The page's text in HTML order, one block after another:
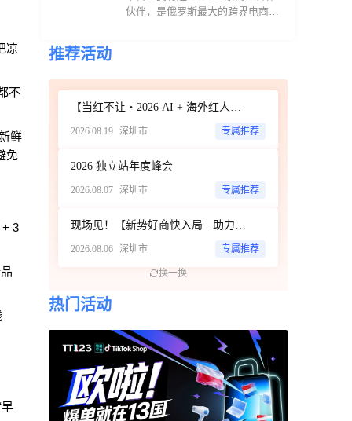
凉
不
鲜
免
+ 3
伙伴，是俄罗斯最大的跨界电商平
推荐活动
【当红不让・2026 AI + 海外红人营销大会暨 WotoHub 卖家大会】
2026.08.19 深圳市 专属推荐
2026 独立站年度峰会
2026.08.07 深圳市 专属推荐
现场见！【新势好商快入局 · 助力旺季赢增长】TikTok Shop美欧跨境POP招商大会
2026.08.06 深圳市 专属推荐
换一换
热门活动